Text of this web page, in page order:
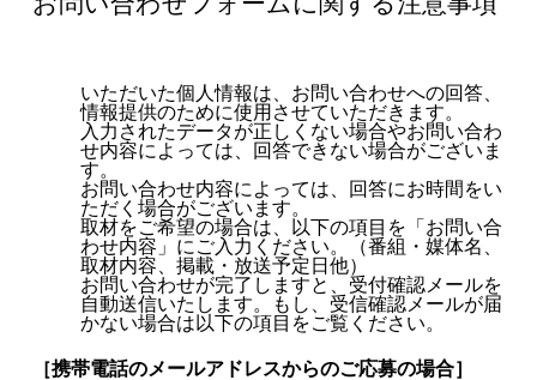
いただいた個人情報は、お問い合わせへの回答、
情報提供のために使用させていただきます。
入力されたデータが正しくない場合やお問い合わ
せ内容によっては、回答できない場合がございま
す。
お問い合わせ内容によっては、回答にお時間をい
ただく場合がございます。
取材をご希望の場合は、以下の項目を「お問い合
わせ内容」にご入力ください。（番組・媒体名、
取材内容、掲載・放送予定日他）
お問い合わせが完了しますと、受付確認メールを
自動送信いたします。もし、受信確認メールが届
かない場合は以下の項目をご覧ください。
［携帯電話のメールアドレスからのご応募の場合］